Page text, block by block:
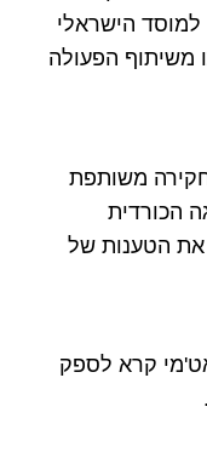
הישראלי
משיתוף הפעולה
משותפת
הכורדית
את הטענות של
קרא לספק